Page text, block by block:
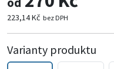
223,14 Kč bez DPH
Varianty produktu